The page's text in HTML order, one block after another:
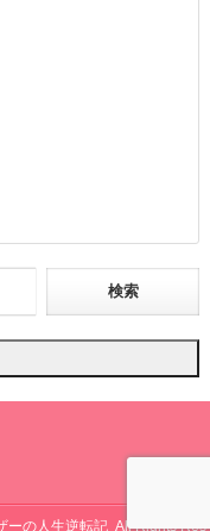
ーの人生逆転記 All Rights Res